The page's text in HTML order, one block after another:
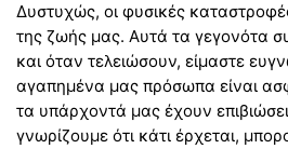
Δυστυχώς, οι φυσικές
της ζωής μας. Αυτά τα γεγονότα
και όταν τελειώσουν, είμαστε
αγαπημένα μας πρόσωπα είναι
τα υπάρχοντά μας έχουν
γνωρίζουμε ότι κάτι έρχεται,